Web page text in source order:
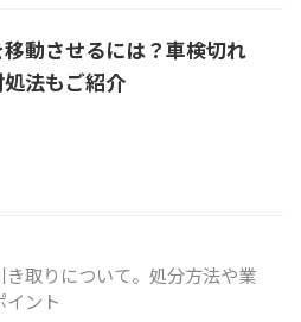
動させるには？車検切れ
法もご紹介
き取りについて。処分方法や業
イント